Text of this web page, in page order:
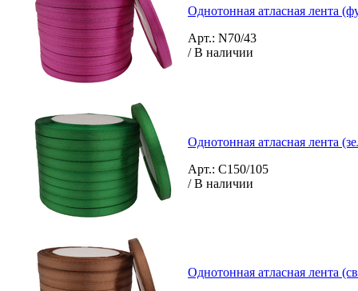
Однотонная атласная лента
Арт.: N70/43
/ В наличии
Однотонная атласная лента
Арт.: C150/105
/ В наличии
Однотонная атласная лента